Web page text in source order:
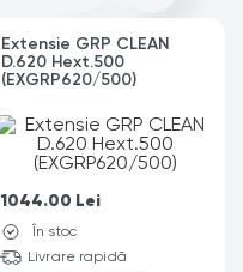
Extensie GRP CLEAN
D.620 Hext.500
(EXGRP620/500)
1044.00 Lei
În stoc
Livrare rapidă